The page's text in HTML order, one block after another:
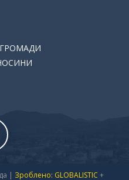
ГРОМАДИ
| Зроблено: GLOBALISTIC +